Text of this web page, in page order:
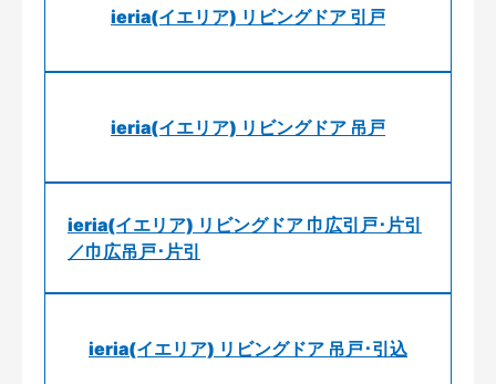
ieria(イエリア) リビングドア 引戸
ieria(イエリア) リビングドア 吊戸
ieria(イエリア) リビングドア 巾広引戸･片引
／巾広吊戸･片引
ieria(イエリア) リビングドア 吊戸･引込